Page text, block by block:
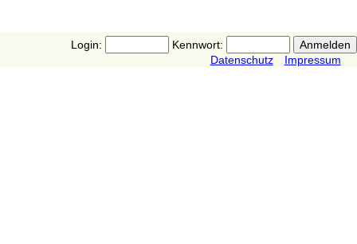
Login:
Kennwort:
Datenschutz
Impressum